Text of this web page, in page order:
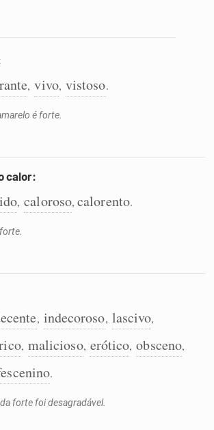
, vivo, vistoso.
é forte.
calor:
, caloroso,calorento.
, indecoroso, lascivo,
, malicioso, erótico, obsceno,
.
forte foi desagradável.